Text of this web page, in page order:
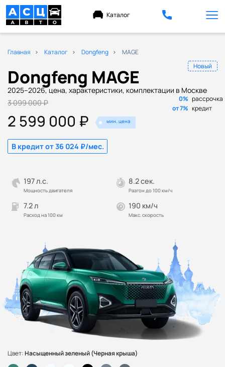
Каталог
Главная Каталог Dongfeng MAGE
Dongfeng MAGE
2025–2026, цена, характеристики, комплектации в Москве
Новый
0% рассрочка
от 7% кредит
3 099 000 ₽
2 599 000 ₽ мин. цена
В кредит от 36 024 ₽/мес.
197 л.с.
Мощность двигателя
8.2 сек.
Разгон до 100 км/ч
7.2 л
Расход на 100 км
190 км/ч
Макс. скорость
Цвет:Насыщенный зеленый (Черная крыша)